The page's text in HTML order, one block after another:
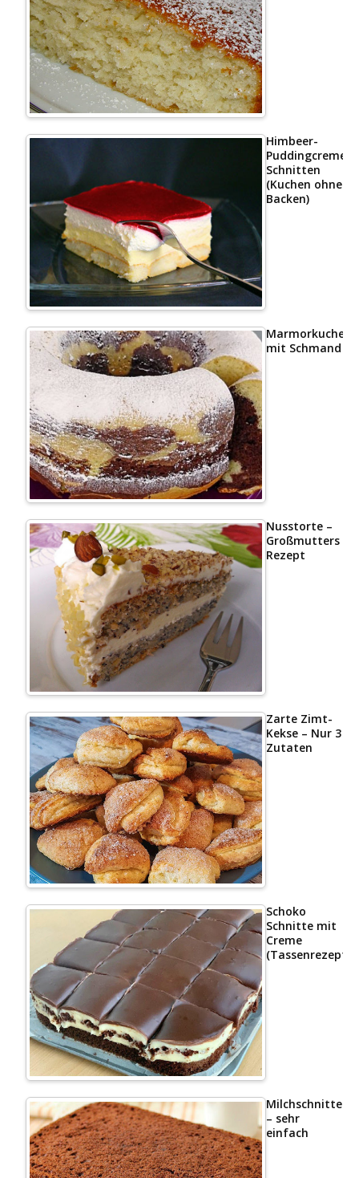
Himbeer-
Puddingcreme
Schnitten
(Kuchen ohne
Backen)
Marmorkuchen
mit Schmand
Nusstorte –
Großmutters
Rezept
Zarte Zimt-
Kekse – Nur 3
Zutaten
Schoko
Schnitte mit
Creme
(Tassenrezept)
– sehr
einfach